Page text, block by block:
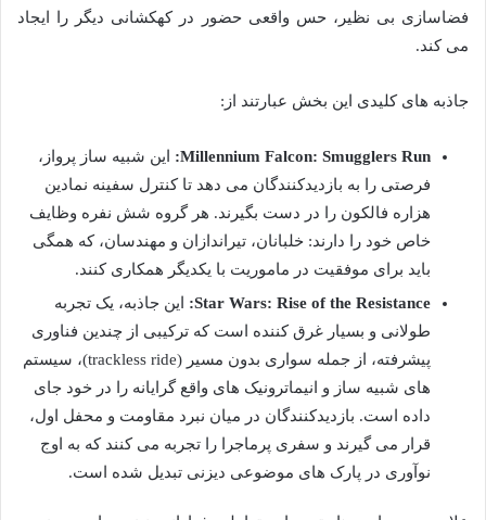
فضاسازی بی نظیر، حس واقعی حضور در کهکشانی دیگر را ایجاد
می کند.
جاذبه های کلیدی این بخش عبارتند از:
Millennium Falcon: Smugglers Run:
این شبیه ساز پرواز،
فرصتی را به بازدیدکنندگان می دهد تا کنترل سفینه نمادین
هزاره فالکون را در دست بگیرند. هر گروه شش نفره وظایف
خاص خود را دارند: خلبانان، تیراندازان و مهندسان، که همگی
باید برای موفقیت در ماموریت با یکدیگر همکاری کنند.
Star Wars: Rise of the Resistance:
این جاذبه، یک تجربه
طولانی و بسیار غرق کننده است که ترکیبی از چندین فناوری
پیشرفته، از جمله سواری بدون مسیر (trackless ride)، سیستم
های شبیه ساز و انیماترونیک های واقع گرایانه را در خود جای
داده است. بازدیدکنندگان در میان نبرد مقاومت و محفل اول،
قرار می گیرند و سفری پرماجرا را تجربه می کنند که به اوج
نوآوری در پارک های موضوعی دیزنی تبدیل شده است.